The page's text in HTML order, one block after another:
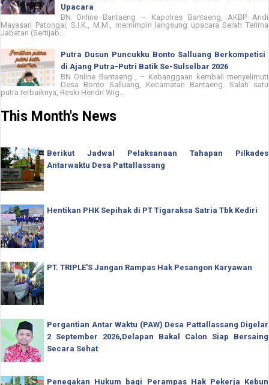
Upacara
BN Online Bantaeng – Kapolres Bantaeng, AKBP Andi
Mayasari Patongai, S.I.K., M.M., memimpin langsung upacara Serah Terima
Jabatan (Sertijab...
Putra Dusun Puncukku Bonto Salluang Berkompetisi
di Ajang Putra-Putri Batik Se-Sulselbar 2026
BN Online Bantaeng , – Kebanggaan kembali menyelimuti
Desa Bonto Salluang, Kecamatan Bantaeng. Salah satu
putra terbaiknya, Reski Hendri Wig...
This Month's News
Berikut Jadwal Pelaksanaan Tahapan Pilkades
Antarwaktu Desa Pattallassang
Hentikan PHK Sepihak di PT Tigaraksa Satria Tbk Kediri
PT. TRIPLE'S Jangan Rampas Hak Pesangon Karyawan
Pergantian Antar Waktu (PAW) Desa Pattallassang Digelar
2 September 2026,Delapan Bakal Calon Siap Bersaing
Secara Sehat
Penegakan Hukum bagi Perampas Hak Pekerja Kebun